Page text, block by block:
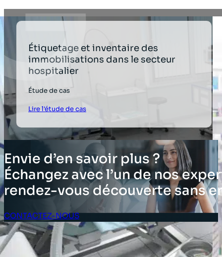
Étiquetage et inventaire des
immobilisations dans le secteur
hospitalier
Étude de cas
Lire l'étude de cas
Envie d’en savoir plus ?
Échangez avec l’un de nos
rendez-vous découverte sans
CONTACTEZ-NOUS
Espace client